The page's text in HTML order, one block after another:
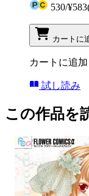
530/¥583
カートに
カートに追
試し読み
この作品を